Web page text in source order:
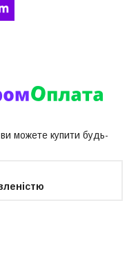
ви можете купити будь-